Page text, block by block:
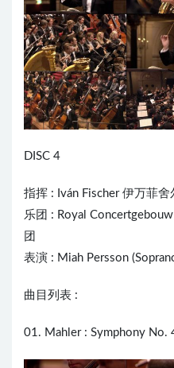
DISC 4
指挥 : Iván Fischer伊万菲舍
乐团 : Royal
团
表演 : Miah Persson
曲目列表 :
01. Mahler : Symphony No.